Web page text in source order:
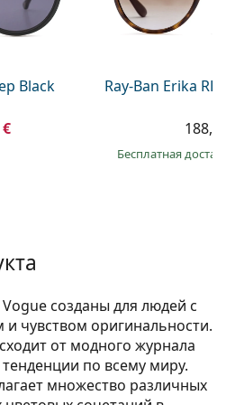
Black Ray-Ban Erika
Бесплатная
созданы для людей с
чувством оригинальности.
от модного журнала
по всему миру.
множество различных